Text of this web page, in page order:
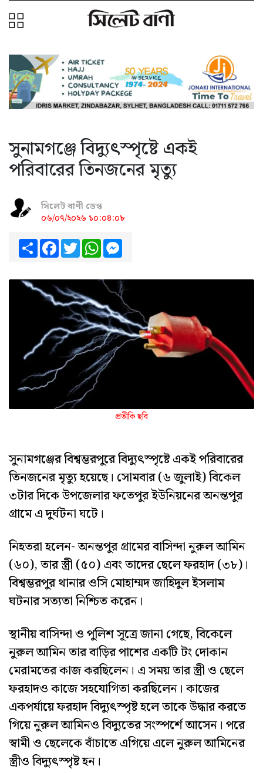
সুনামগঞ্জে বিদ্যুৎস্পৃষ্টে একই
পরিবারের তিনজনের মৃত্যু
সিলেট বাণী ডেস্ক
০৬/০৭/২০২৬ ১০:০৪:০৮
ShareFacebook
TwitterWhatsApp
প্রতীকি ছবি
সুনামগঞ্জের বিশ্বম্ভরপুরে বিদ্যুৎস্পৃষ্টে একই পরিবারের
তিনজনের মৃত্যু হয়েছে। সোমবার (৬ জুলাই) বিকেল
৩টার দিকে উপজেলার ফতেপুর ইউনিয়নের অনন্তপুর
গ্রামে এ দুর্ঘটনা ঘটে।
নিহতরা হলেন- অনন্তপুর গ্রামের বাসিন্দা নুরুল আমিন
(৬০), তার স্ত্রী (৫০) এবং তাদের ছেলে ফরহাদ (৩৮)।
বিশ্বম্ভরপুর থানার ওসি মোহাম্মদ জাহিদুল ইসলাম
ঘটনার সত্যতা নিশ্চিত করেন।
স্থানীয় বাসিন্দা ও পুলিশ সূত্রে জানা গেছে, বিকেলে
নুরুল আমিন তার বাড়ির পাশের একটি টং দোকান
মেরামতের কাজ করছিলেন। এ সময় তার স্ত্রী ও ছেলে
ফরহাদও কাজে সহযোগিতা করছিলেন। কাজের
একপর্যায়ে ফরহাদ বিদ্যুৎস্পৃষ্ট হলে তাকে উদ্ধার করতে
গিয়ে নুরুল আমিনও বিদ্যুতের সংস্পর্শে আসেন। পরে
স্বামী ও ছেলেকে বাঁচাতে এগিয়ে এলে নুরুল আমিনের
স্ত্রীও বিদ্যুৎস্পৃষ্ট হন।